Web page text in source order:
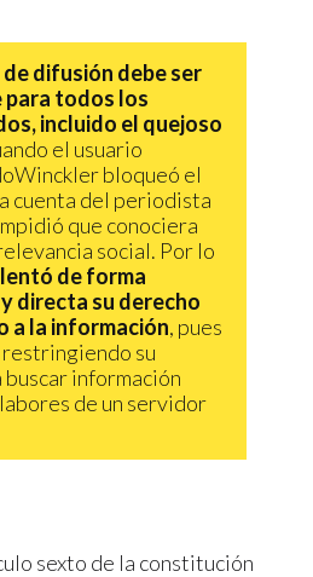
de difusión debe ser
para todos los
incluido el quejoso
el usuario
bloqueó el
cuenta del periodista
que conociera
social. Por lo
de forma
directa su derecho
a la información, pues
restringiendo su
buscar información
de un servidor
sexto de la constitución